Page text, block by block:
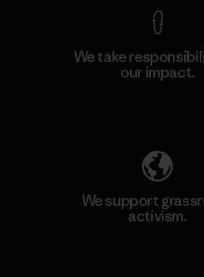
We take
our impact.
We support
activism.